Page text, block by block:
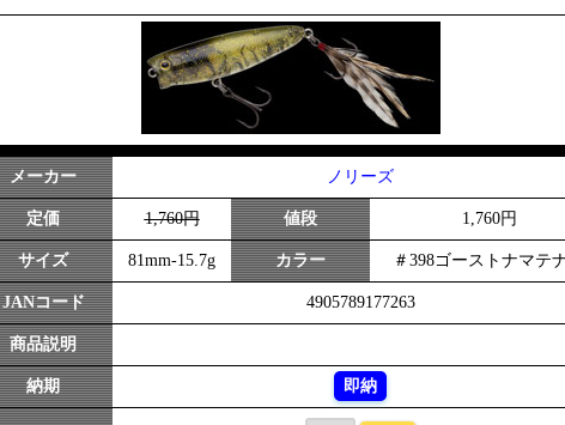
メーカー ノリーズ
定価 1,760円 値段 1,760円
サイズ 81mm-15.7g カラー ＃398ゴーストナマテ
JANコード 4905789177263
商品説明
納期 即納